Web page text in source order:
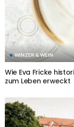
WINZER & WEIN
Wie Eva Fricke
zum Leben erweckt